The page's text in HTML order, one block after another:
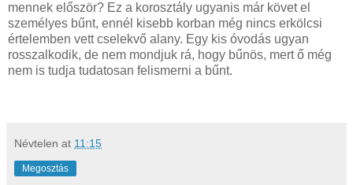
mennek először? Ez a korosztály ugyanis már követ el
személyes bűnt, ennél kisebb korban még nincs erkölcsi
értelemben vett cselekvő alany. Egy kis óvodás ugyan
rosszalkodik, de nem mondjuk rá, hogy bűnös, mert ő még
nem is tudja tudatosan felismerni a bűnt.
Névtelen at 11:15
Megosztás